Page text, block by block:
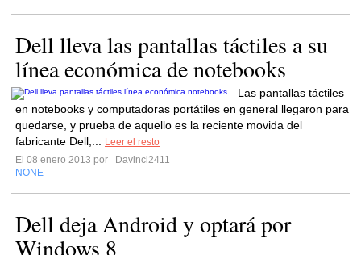
Dell lleva las pantallas táctiles a su
línea económica de notebooks
Las pantallas táctiles
en notebooks y computadoras portátiles en general llegaron para
quedarse, y prueba de aquello es la reciente movida del
fabricante Dell,...
Leer el resto
El 08 enero 2013 por
Davinci2411
NONE
Dell deja Android y optará por
Windows 8